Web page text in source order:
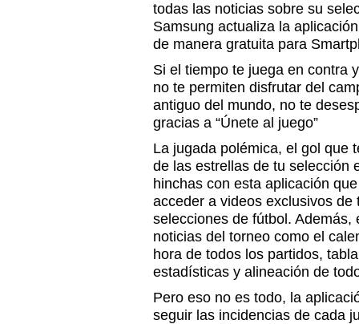
todas las noticias sobre su
Samsung actualiza la
de manera gratuita para
Si el tiempo te juega en contra
no te permiten disfrutar del
antiguo del mundo, no te
gracias a “Únete al juego”
La jugada polémica, el gol que
de las estrellas de tu selección
hinchas con esta aplicación
acceder a videos exclusivos de
selecciones de fútbol. Además,
noticias del torneo como el
hora de todos los partidos,
estadísticas y alineación de
Pero eso no es todo, la
seguir las incidencias de cada